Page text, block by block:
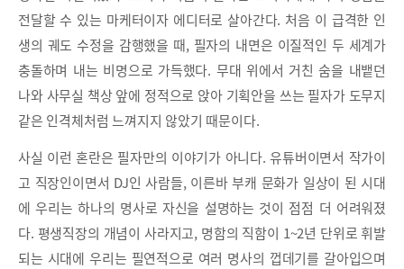
전달할 수 있는 마케터이자 에디터로 살아간다. 처음 이 급격한 인
생의 궤도 수정을 감행했을 때, 필자의 내면은 이질적인 두 세계가
충돌하며 내는 비명으로 가득했다. 무대 위에서 거친 숨을 내뱉던
나와 사무실 책상 앞에 정적으로 앉아 기획안을 쓰는 필자가 도무지
같은 인격체처럼 느껴지지 않았기 때문이다.
사실 이런 혼란은 필자만의 이야기가 아니다. 유튜버이면서 작가이
고 직장인이면서 DJ인 사람들, 이른바 부캐 문화가 일상이 된 시대
에 우리는 하나의 명사로 자신을 설명하는 것이 점점 더 어려워졌
다. 평생직장의 개념이 사라지고, 명함의 직함이 1~2년 단위로 휘발
되는 시대에 우리는 필연적으로 여러 명사의 껍데기를 갈아입으며